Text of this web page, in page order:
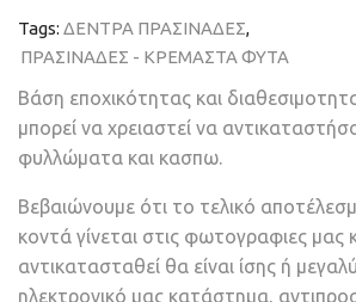
Tags: ΔΕΝΤΡΑ ΠΡΑΣΙΝΑΔΕΣ,
ΠΡΑΣΙΝΑΔΕΣ - ΚΡΕΜΑΣΤΑ ΦΥΤΑ
Βάση εποχικότητας και
μπορεί να χρειαστεί να
φυλλώματα και κασπω.
Βεβαιώνουμε ότι το τελικό
κοντά γίνεται στις φωτογραφιες μας
αντικατασταθεί θα είναι ίσης ή
ηλεκτρονικό μας κατάστημα,